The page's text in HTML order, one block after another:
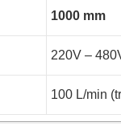
1000 mm
220V –
100 L/min